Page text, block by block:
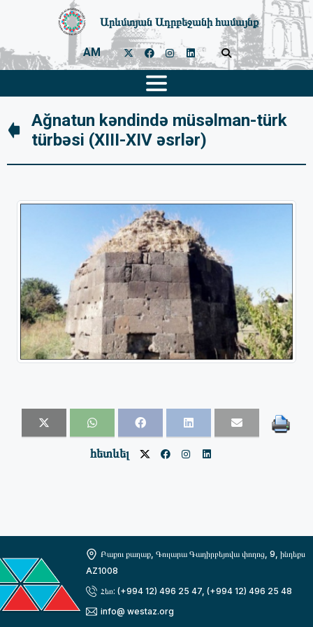
Արևմտյան Ադրբեջանի համայնք
AM
Ağnatun kəndində müsəlman-türk
türbəsi (XIII-XIV əsrlər)
հետևել
Բաքու քաղաք, Գուլարա Գադիրբեյովա փողոց, 9, ինդեքս
AZ1008
Հեռ: (+994 12) 496 25 47, (+994 12) 496 25 48
info@ westaz.org